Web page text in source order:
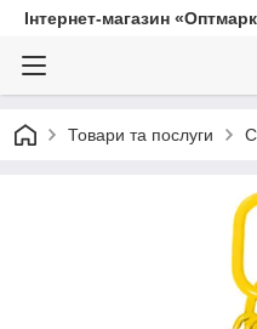
Інтернет-магазин
Товари та послуги